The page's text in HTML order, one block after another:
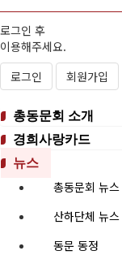
로그인 후
이용해주세요.
로그인
회원가입
총동문회 소개
경희사랑카드
뉴스
총동문회 뉴스
산하단체 뉴스
동문 동정